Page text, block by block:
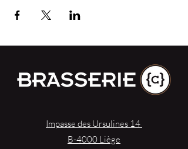
Impasse des Ursulines 14
B-4000 Liège